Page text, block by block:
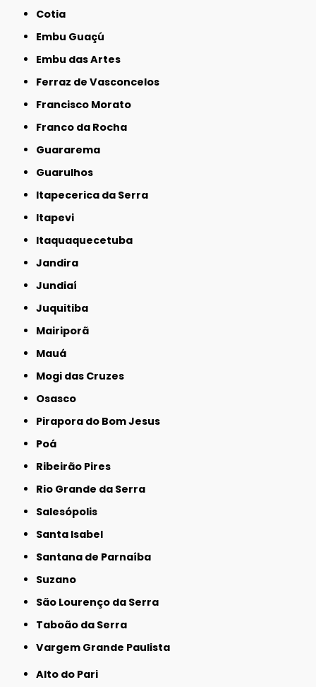
Cotia
Embu Guaçú
Embu das Artes
Ferraz de Vasconcelos
Francisco Morato
Franco da Rocha
Guararema
Guarulhos
Itapecerica da Serra
Itapevi
Itaquaquecetuba
Jandira
Jundiaí
Juquitiba
Mairiporã
Mauá
Mogi das Cruzes
Osasco
Pirapora do Bom Jesus
Poá
Ribeirão Pires
Rio Grande da Serra
Salesópolis
Santa Isabel
Santana de Parnaíba
Suzano
São Lourenço da Serra
Taboão da Serra
Vargem Grande Paulista
Alto do Pari